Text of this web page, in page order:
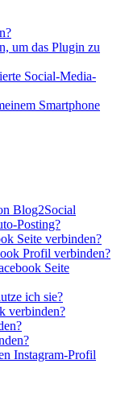
um das Plugin zu
Social-Media-
Smartphone
Blog2Social
Posting?
Seite verbinden?
Profil verbinden?
Seite
ich sie?
verbinden?
Instagram-Profil